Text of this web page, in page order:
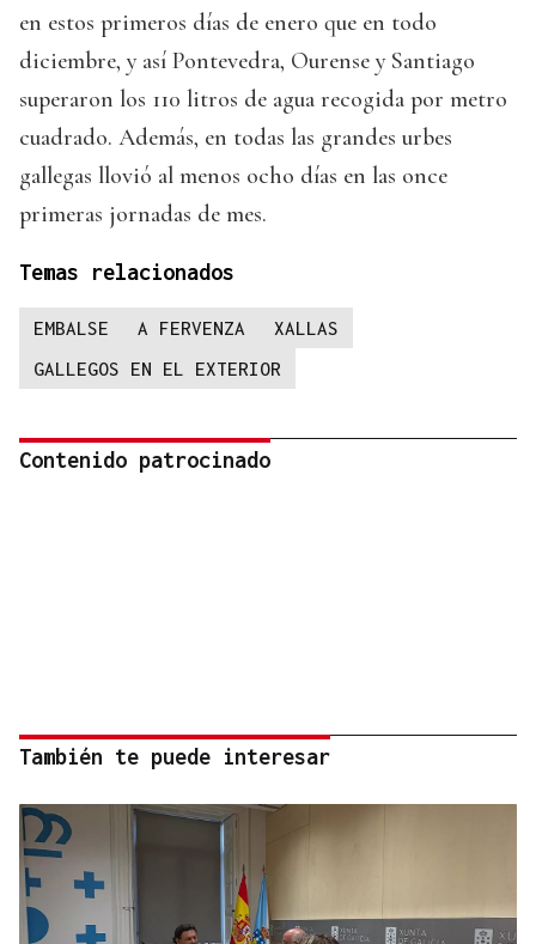
en estos primeros días de enero que en todo
diciembre, y así Pontevedra, Ourense y Santiago
superaron los 110 litros de agua recogida por metro
cuadrado. Además, en todas las grandes urbes
gallegas llovió al menos ocho días en las once
primeras jornadas de mes.
Temas relacionados
EMBALSE A FERVENZA
XALLAS
GALLEGOS EN EL EXTERIOR
Contenido patrocinado
También te puede interesar